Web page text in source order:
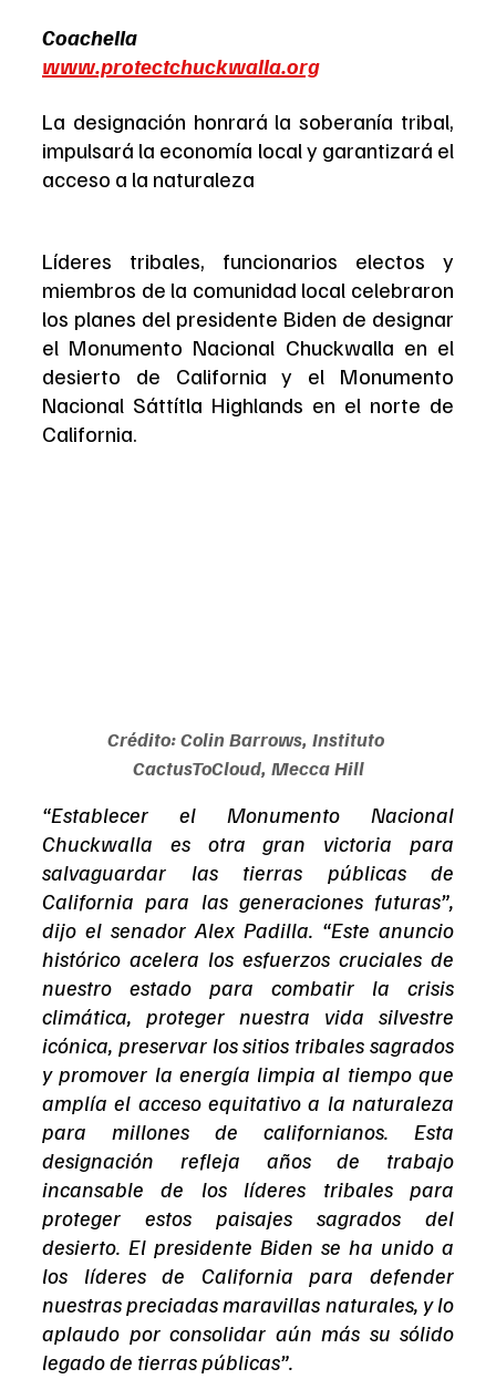
Coachella
www.protectchuckwalla.org
La designación honrará la soberanía tribal,
impulsará la economía local y garantizará el
acceso a la naturaleza
Líderes tribales, funcionarios electos y
miembros de la comunidad local celebraron
los planes del presidente Biden de designar
el Monumento Nacional Chuckwalla en el
desierto de California y el Monumento
Nacional Sáttítla Highlands en el norte de
California.
Crédito: Colin Barrows, Instituto
CactusToCloud, Mecca Hill
“Establecer el Monumento Nacional
Chuckwalla es otra gran victoria para
salvaguardar las tierras públicas de
California para las generaciones futuras”,
dijo el senador Alex Padilla. “Este anuncio
histórico acelera los esfuerzos cruciales de
nuestro estado para combatir la crisis
climática, proteger nuestra vida silvestre
icónica, preservar los sitios tribales sagrados
y promover la energía limpia al tiempo que
amplía el acceso equitativo a la naturaleza
para millones de californianos. Esta
designación refleja años de trabajo
incansable de los líderes tribales para
proteger estos paisajes sagrados del
desierto. El presidente Biden se ha unido a
los líderes de California para defender
nuestras preciadas maravillas naturales, y lo
aplaudo por consolidar aún más su sólido
legado de tierras públicas”.